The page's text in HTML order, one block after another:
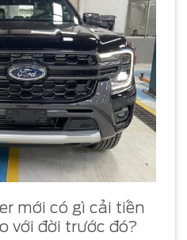
mới có gì cải tiến
với đời trước đó?